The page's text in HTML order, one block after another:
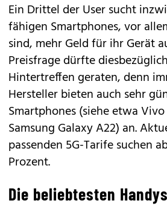
Ein Drittel der User sucht
fähigen Smartphones, vor
sind, mehr Geld für ihr Gerät
Preisfrage dürfte
Hintertreffen geraten, denn
Hersteller bieten auch sehr
Smartphones (siehe etwaVivo
Samsung Galaxy A22) an.
passenden 5G-Tarife suchen
Prozent.
Die beliebtesten Handys